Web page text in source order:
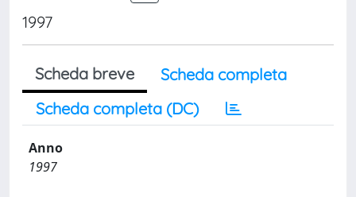
1997
Scheda breve
Scheda completa
Scheda completa (DC)
Anno
1997